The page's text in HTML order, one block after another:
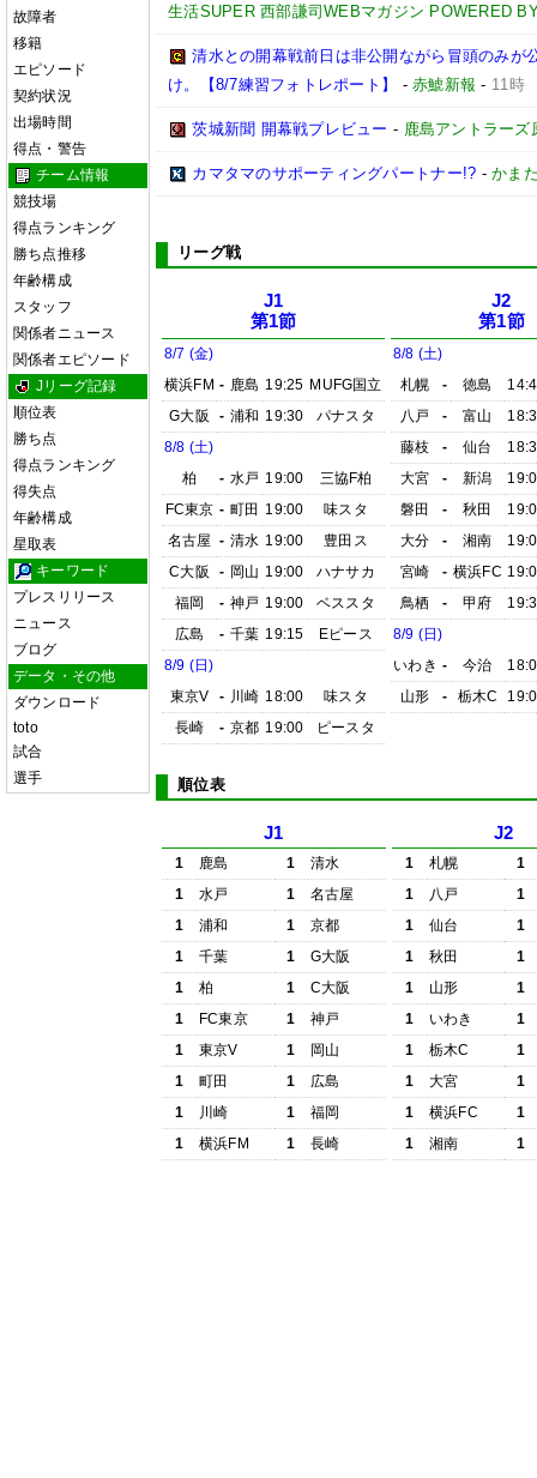
故障者
移籍
エピソード
契約状況
出場時間
得点・警告
チーム情報
競技場
得点ランキング
勝ち点推移
年齢構成
スタッフ
関係者ニュース
関係者エピソード
Jリーグ記録
順位表
勝ち点
得点ランキング
得失点
年齢構成
星取表
キーワード
プレスリリース
ニュース
ブログ
データ・その他
ダウンロード
toto
試合
選手
生活SUPER 西部謙司WEBマガジン POWERED
清水との開幕戦前日は非公開ながら冒頭のみが
け。【8/7練習フォトレポート】
-赤鯱新報 - 11時
茨城新聞 開幕戦プレビュー - 鹿島アントラーズ
カマタマのサポーティングパートナー!? -かま
リーグ戦
J1
第1節
8/7 (金)
横浜FM - 鹿島 19:25 MUFG国立
G大阪
- 浦和 19:30
パナスタ
8/8 (土)
柏
- 水戸 19:00
三協F柏
FC東京 - 町田 19:00
味スタ
名古屋 - 清水 19:00
豊田ス
C大阪
- 岡山 19:00
ハナサカ
福岡
- 神戸 19:00
ベススタ
広島
- 千葉 19:15
Eピース
8/9 (日)
東京V
- 川崎 18:00
味スタ
長崎
- 京都 19:00 ピースタ
J2
第1節
8/8 (土)
札幌
- 徳島
八戸
- 富山
藤枝
- 仙台
大宮
- 新潟
磐田
- 秋田
大分
- 湘南
宮崎
- 横浜FC
鳥栖
- 甲府
8/9 (日)
いわき - 今治
山形
- 栃木C
順位表
J1
1 鹿島 1
清水
1
水戸 1
名古屋
1
浦和 1
京都
1
千葉 1
G大阪
1
柏 1
C大阪
1
FC東京 1
神戸
1
東京V 1
岡山
1
町田 1
広島
1
川崎 1
福岡
1
横浜FM 1 長崎
J2
1 札幌
1
1
八戸
1
1
仙台
1
1
秋田
1
1
山形
1
1
いわき
1
1
栃木C
1
1
大宮
1
1
横浜FC
1
1
湘南 1